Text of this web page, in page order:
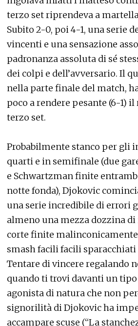
terzo set riprendeva a
Subito 2-0, poi 4-1, una serie
vincenti e una sensazione
padronanza assoluta di sé
dei colpi e dell’avversario. Il
nella parte finale del match,
poco a rendere pesante (6-1)
terzo set.
Probabilmente stanco per gli
quarti e in semifinale (due
e Schwartzman finite
notte fonda), Djokovic
una serie incredibile di errori
almeno una mezza dozzina
corte finite malinconicamente
smash facili facili
Tentare di vincere regalando
quando ti trovi davanti un tipo
agonista di natura che non
signorilità di Djokovic ha
accampare scuse (“La